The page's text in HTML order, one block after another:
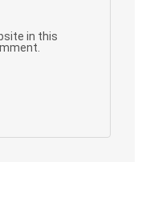
in this